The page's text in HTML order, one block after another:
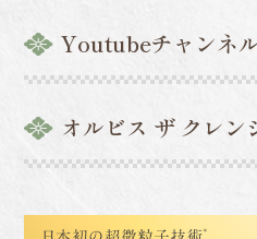
Youtubeチャンネ
オルビス ザ クレン